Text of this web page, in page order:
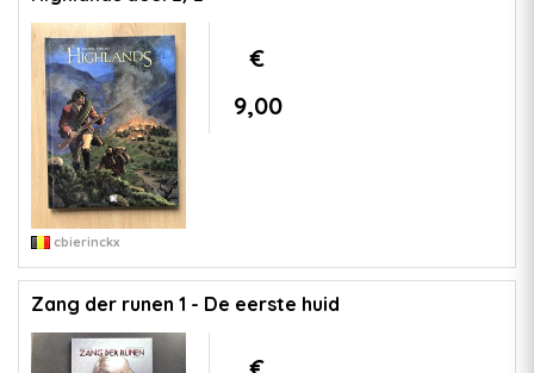
€
9,00
cbierinckx
Zang der runen 1 - De eerste huid